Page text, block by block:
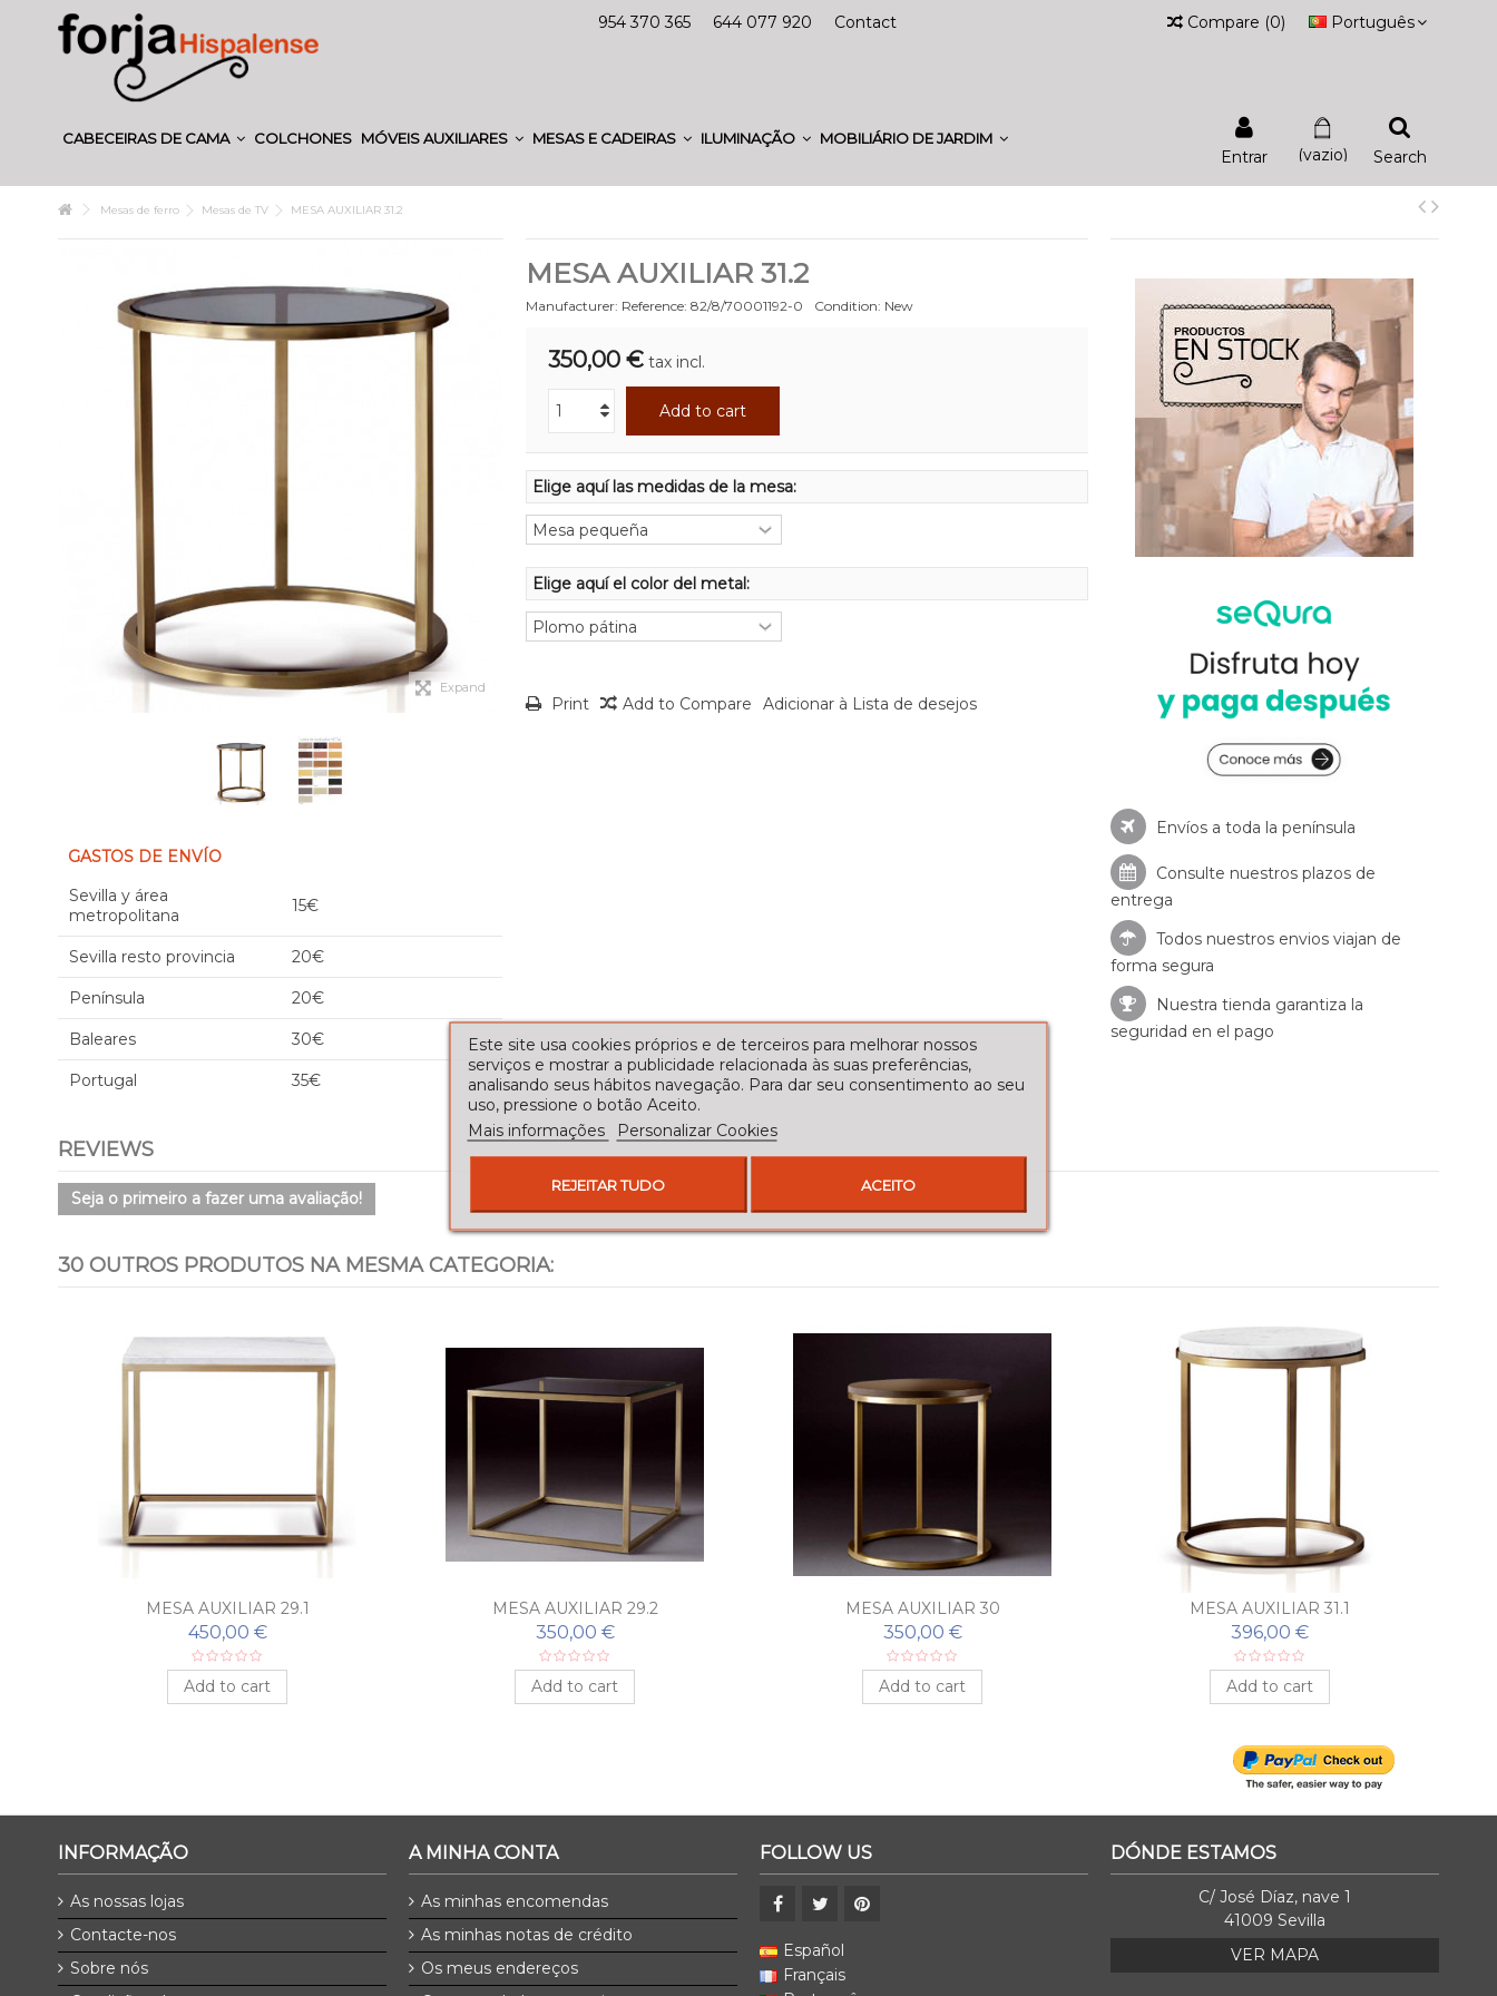
954 370 365 644 077 920 Contact Português
Compare (0)
CABECEIRAS DE CAMA COLCHONES MÓVEIS AUXILIARES MESAS E CADEIRAS ILUMINAÇÃO MOBILIÁRIO DE JARDIM
Search
(vazio)
Entrar
Mesas de ferro Mesas de TV MESA AUXILIAR 31.2
Expand
GASTOS DE ENVÍO
Sevilla y área
metropolitana
15€
Sevilla resto provincia 20€
Península 20€
Baleares 30€
Portugal 35€
MESA AUXILIAR 31.2
Manufacturer: Reference: 82/8/70001192-0 Condition: New
350,00 € tax incl.
Add to cart
Elige aquí las medidas de la mesa:
Elige aquí el color del metal:
Print Add to Compare Adicionar à Lista de desejos
Envíos a toda la península
Consulte nuestros plazos de
entrega
Todos nuestros envios viajan de
forma segura
Nuestra tienda garantiza la
seguridad en el pago
REVIEWS
Seja o primeiro a fazer uma avaliação!
30 OUTROS PRODUTOS NA MESMA CATEGORIA:
MESA AUXILIAR 29.1
450,00 €
Add to cart
MESA AUXILIAR 29.2
350,00 €
Add to cart
MESA AUXILIAR 30
350,00 €
Add to cart
MESA AUXILIAR 31.1
396,00 €
Add to cart
INFORMAÇÃO
As nossas lojas
Contacte-nos
Sobre nós
A MINHA CONTA
As minhas encomendas
As minhas notas de crédito
Os meus endereços
FOLLOW US
Español
Français
DÓNDE ESTAMOS
C/ José Díaz, nave 1
41009 Sevilla
VER MAPA
Este site usa cookies próprios e de terceiros para melhorar nossos
serviços e mostrar a publicidade relacionada às suas preferências,
analisando seus hábitos navegação. Para dar seu consentimento ao seu
uso, pressione o botão Aceito.
Mais informações
Personalizar Cookies
REJEITAR TUDO ACEITO